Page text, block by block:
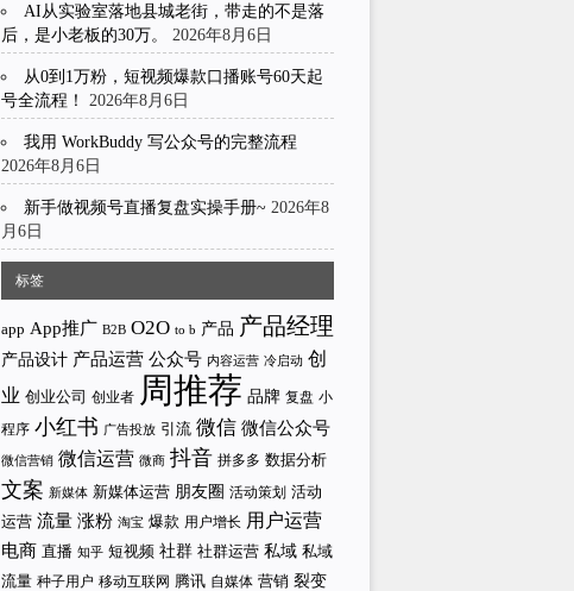
AI从实验室落地县城老街，带走的不是落
后，是小老板的30万。
2026年8月6日
从0到1万粉，短视频爆款口播账号60天起
号全流程！
2026年8月6日
我用 WorkBuddy 写公众号的完整流程
2026年8月6日
新手做视频号直播复盘实操手册~ 2026年8
月6日
标签
app App推广 B2B O2O to b 产品 产品经理
产品设计 产品运营 公众号 内容运营 冷启动 创
业 创业公司 创业者 周推荐 品牌 复盘 小
程序 小红书 广告投放 引流 微信 微信公众号
微信营销 微信运营 微商 抖音 拼多多 数据分析
文案 新媒体 新媒体运营 朋友圈 活动策划 活动
运营 流量 涨粉 淘宝 爆款 用户增长 用户运营
电商 直播 知乎 短视频 社群 社群运营 私域 私域
流量 种子用户 移动互联网 腾讯 自媒体 营销 裂变